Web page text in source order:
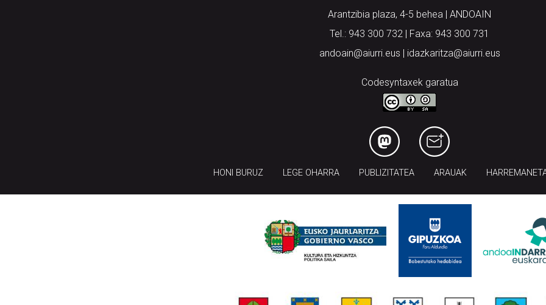
Arantzibia plaza, 4-5 behea | ANDOAIN
Tel.: 943 300 732 | Faxa: 943 300 731
andoain@aiurri.eus | idazkaritza@aiurri.eus
Codesyntaxek garatua
HONI BURUZ LEGE OHARRA PUBLIZITATEA ARAUAK